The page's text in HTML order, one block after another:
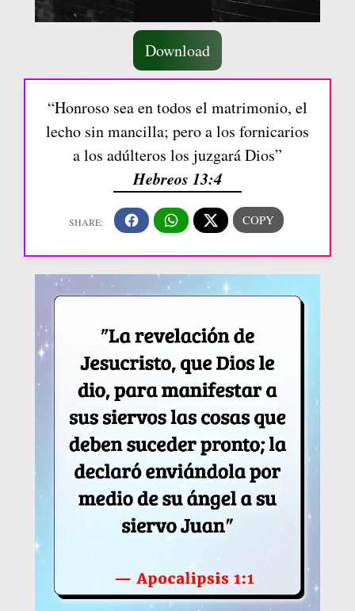
Download
“Honroso sea en todos el matrimonio, el
lecho sin mancilla; pero a los fornicarios
a los adúlteros los juzgará Dios”
Hebreos 13:4